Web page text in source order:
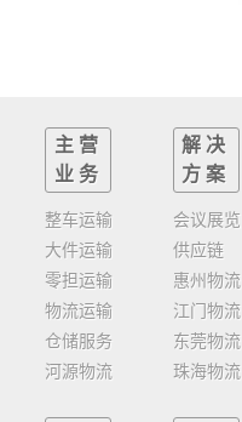
主营
业务
整车运输
大件运输
零担运输
物流运输
仓储服务
河源物流
解决
方案
会议展览
供应链
惠州物流
江门物流
东莞物流
珠海物流